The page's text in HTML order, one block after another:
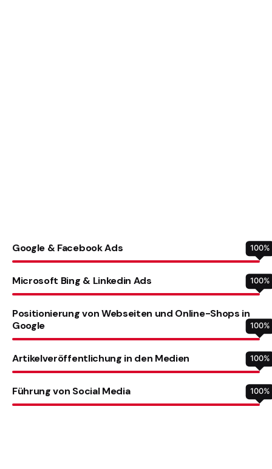
Google & Facebook Ads 100%
Microsoft Bing & Linkedin Ads 100%
Positionierung von Webseiten und Online-Shops in
Google
100%
Artikelveröffentlichung in den Medien 100%
Führung von Social Media 100%